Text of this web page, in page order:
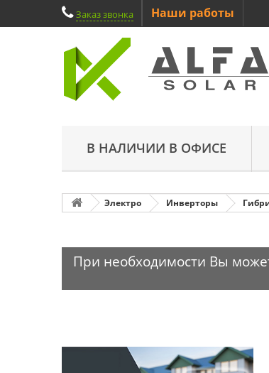
Заказ звонка Наши работы
В НАЛИЧИИ В ОФИСЕ
Электро Инверторы
При необходимости Вы